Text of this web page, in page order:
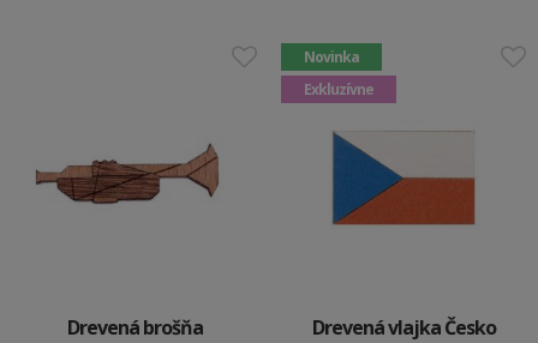
Drevená brošňa
Novinka
Exkluzívne
Drevená vlajka Česko